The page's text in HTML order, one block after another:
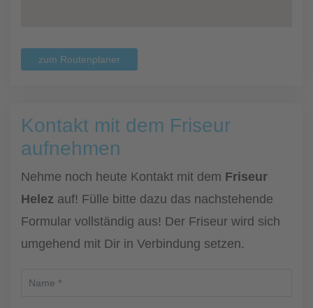
zum Routenplaner
Kontakt mit dem Friseur
aufnehmen
Nehme noch heute Kontakt mit dem Friseur
Helez auf! Fülle bitte dazu das nachstehende
Formular vollständig aus! Der Friseur wird sich
umgehend mit Dir in Verbindung setzen.